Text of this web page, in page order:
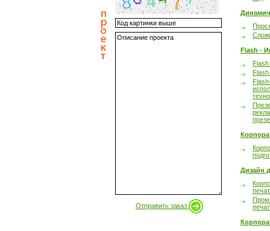
Отправить заказ
Flash -
Flash
Дизайн